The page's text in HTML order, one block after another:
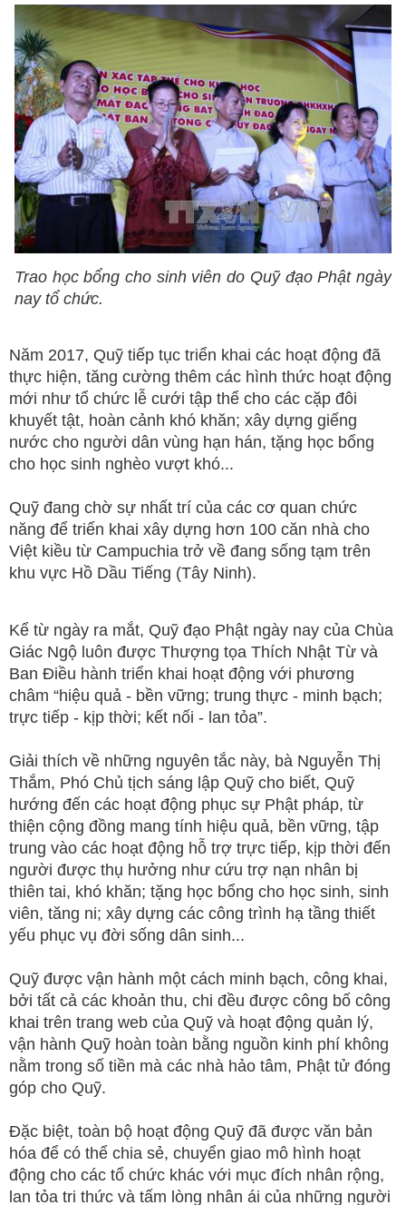
Trao học bổng cho sinh viên do Quỹ đạo Phật ngày
nay tổ chức.
Năm 2017, Quỹ tiếp tục triển khai các hoạt động đã
thực hiện, tăng cường thêm các hình thức hoạt động
mới như tổ chức lễ cưới tập thể cho các cặp đôi
khuyết tật, hoàn cảnh khó khăn; xây dựng giếng
nước cho người dân vùng hạn hán, tặng học bổng
cho học sinh nghèo vượt khó...
Quỹ đang chờ sự nhất trí của các cơ quan chức
năng để triển khai xây dựng hơn 100 căn nhà cho
Việt kiều từ Campuchia trở về đang sống tạm trên
khu vực Hồ Dầu Tiếng (Tây Ninh).
Kể từ ngày ra mắt, Quỹ đạo Phật ngày nay của Chùa
Giác Ngộ luôn được Thượng tọa Thích Nhật Từ và
Ban Điều hành triển khai hoạt động với phương
châm “hiệu quả - bền vững; trung thực - minh bạch;
trực tiếp - kịp thời; kết nối - lan tỏa”.
Giải thích về những nguyên tắc này, bà Nguyễn Thị
Thắm, Phó Chủ tịch sáng lập Quỹ cho biết, Quỹ
hướng đến các hoạt động phục sự Phật pháp, từ
thiện cộng đồng mang tính hiệu quả, bền vững, tập
trung vào các hoạt động hỗ trợ trực tiếp, kịp thời đến
người được thụ hưởng như cứu trợ nạn nhân bị
thiên tai, khó khăn; tặng học bổng cho học sinh, sinh
viên, tăng ni; xây dựng các công trình hạ tầng thiết
yếu phục vụ đời sống dân sinh...
Quỹ được vận hành một cách minh bạch, công khai,
bởi tất cả các khoản thu, chi đều được công bố công
khai trên trang web của Quỹ và hoạt động quản lý,
vận hành Quỹ hoàn toàn bằng nguồn kinh phí không
nằm trong số tiền mà các nhà hảo tâm, Phật tử đóng
góp cho Quỹ.
Đặc biệt, toàn bộ hoạt động Quỹ đã được văn bản
hóa để có thể chia sẻ, chuyển giao mô hình hoạt
động cho các tổ chức khác với mục đích nhân rộng,
lan tỏa tri thức và tấm lòng nhân ái của những người